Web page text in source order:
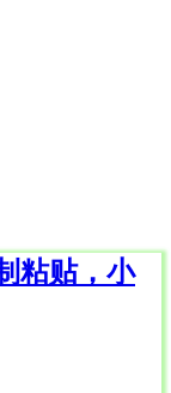
粘贴，小